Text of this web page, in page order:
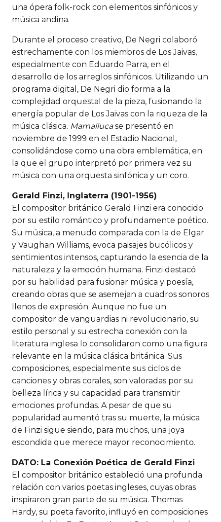
una ópera folk-rock con elementos sinfónicos y
música andina.
Durante el proceso creativo, De Negri colaboró
estrechamente con los miembros de Los Jaivas,
especialmente con Eduardo Parra, en el
desarrollo de los arreglos sinfónicos. Utilizando un
programa digital, De Negri dio forma a la
complejidad orquestal de la pieza, fusionando la
energía popular de Los Jaivas con la riqueza de la
música clásica. Mamallucase presentó en
noviembre de 1999 en el Estadio Nacional,
consolidándose como una obra emblemática, en
la que el grupo interpretó por primera vez su
música con una orquesta sinfónica y un coro.
Gerald Finzi, Inglaterra (1901-1956)
El compositor británico Gerald Finzi era conocido
por su estilo romántico y profundamente poético.
Su música, a menudo comparada con la de Elgar
y Vaughan Williams, evoca paisajes bucólicos y
sentimientos intensos, capturando la esencia de la
naturaleza y la emoción humana. Finzi destacó
por su habilidad para fusionar música y poesía,
creando obras que se asemejan a cuadros sonoros
llenos de expresión. Aunque no fue un
compositor de vanguardias ni revolucionario, su
estilo personal y su estrecha conexión con la
literatura inglesa lo consolidaron como una figura
relevante en la música clásica británica. Sus
composiciones, especialmente sus ciclos de
canciones y obras corales, son valoradas por su
belleza lírica y su capacidad para transmitir
emociones profundas. A pesar de que su
popularidad aumentó tras su muerte, la música
de Finzi sigue siendo, para muchos, una joya
escondida que merece mayor reconocimiento.
DATO: La Conexión Poética de Gerald Finzi
El compositor británico estableció una profunda
relación con varios poetas ingleses, cuyas obras
inspiraron gran parte de su música. Thomas
Hardy, su poeta favorito, influyó en composiciones